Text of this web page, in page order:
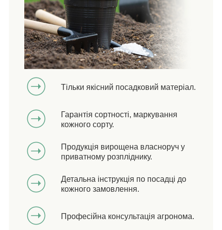
Тільки якісний посадковий матеріал.
Гарантія сортності, маркування
кожного сорту.
Продукція вирощена власноруч у
приватному розпліднику.
Детальна інструкція по посадці до
кожного замовлення.
Професійна консультація агронома.